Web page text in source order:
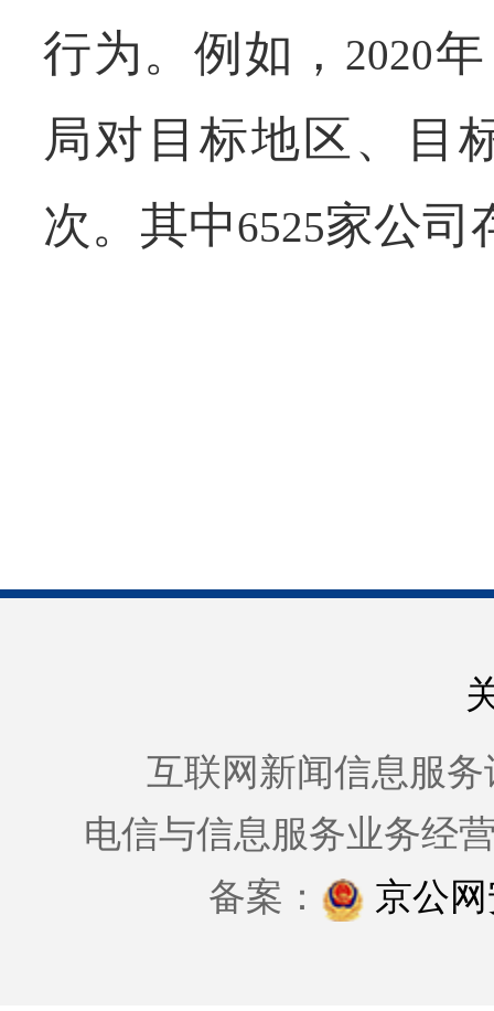
行为。例如， 2020
局对目标地区、目
次。其中6525家公司
互联网新闻信息服务
电信与信息服务业务经
备案：
京公网